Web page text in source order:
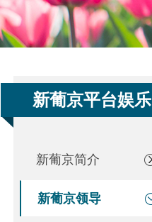
新葡京平台娱乐
新葡京简介
新葡京领导